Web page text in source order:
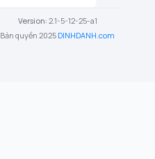
Version: 2.1-5-12-25-a1
Bản quyền 2025 DINHDANH.com